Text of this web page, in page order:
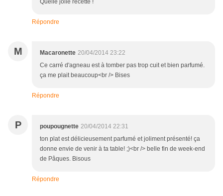
Quelle jolie recette !
Répondre
M Macaronette 20/04/2014 23:22
Ce carré d'agneau est à tomber pas trop cuit et bien parfumé.
ça me plait beaucoup<br /> Bises
Répondre
P poupougnette 20/04/2014 22:31
ton plat est délicieusement parfumé et joliment présenté! ça
donne envie de venir à ta table! ;)<br /> belle fin de week-end
de Pâques. Bisous
Répondre